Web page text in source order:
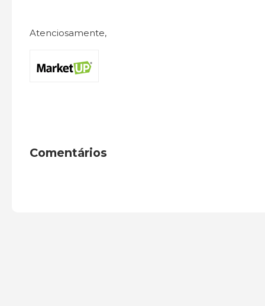
Atenciosamente,
Comentários